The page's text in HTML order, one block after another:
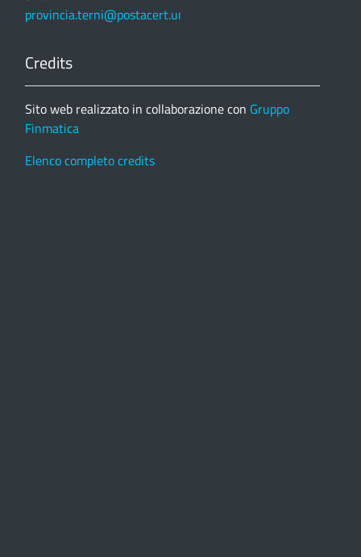
provincia.terni@postacert.umbria.it
Credits
Sito web realizzato in collaborazione con Gruppo
Finmatica
Elenco completo credits